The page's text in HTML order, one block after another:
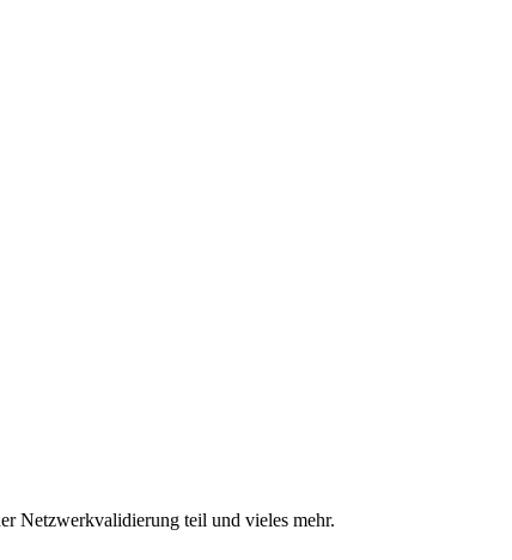
Netzwerkvalidierung teil und vieles mehr.